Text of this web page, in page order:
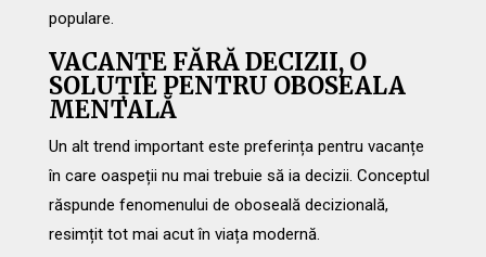
populare.
VACANȚE FĂRĂ DECIZII, O
SOLUȚIE PENTRU OBOSEALA
MENTALĂ
Un alt trend important este preferința pentru vacanțe
în care oaspeții nu mai trebuie să ia decizii. Conceptul
răspunde fenomenului de oboseală decizională,
resimțit tot mai acut în viața modernă.